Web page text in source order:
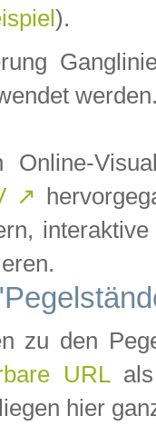
).
Online-
↗
zu den
URLals
hier